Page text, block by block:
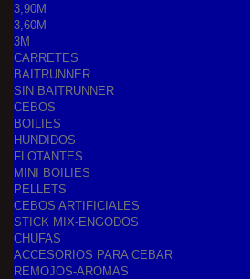
3,90M
3,60M
3M
CARRETES
BAITRUNNER
SIN BAITRUNNER
CEBOS
BOILIES
HUNDIDOS
FLOTANTES
MINI BOILIES
PELLETS
CEBOS ARTIFICIALES
STICK MIX-ENGODOS
CHUFAS
ACCESORIOS PARA CEBAR
REMOJOS-AROMAS